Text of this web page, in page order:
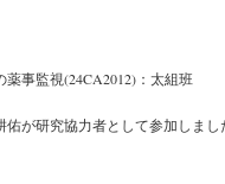
薬事監視(24CA2012) ：太組班
が研究協力者として参加しまし